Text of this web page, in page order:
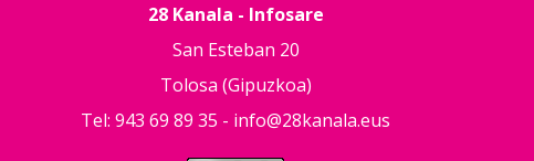
28 Kanala - Infosare
San Esteban 20
Tolosa (Gipuzkoa)
Tel: 943 69 89 35 - info@28kanala.eus